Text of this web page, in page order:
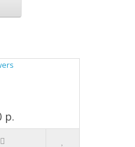
р.